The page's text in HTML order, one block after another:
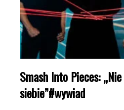
Smash Into Pieces:
siebie”#wywiad